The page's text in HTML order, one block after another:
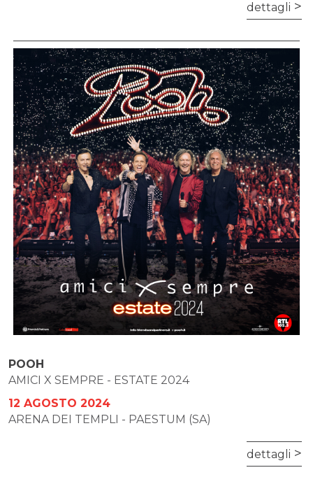
dettagli
POOH
AMICI X SEMPRE - ESTATE 2024
12 AGOSTO 2024
ARENA DEI TEMPLI - PAESTUM (SA)
dettagli